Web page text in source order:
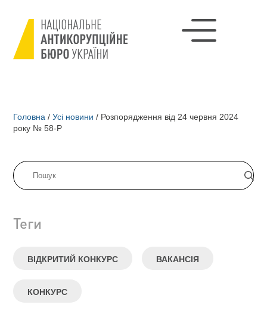
Головна / Усі новини / Розпорядження від 24 червня 2024
року № 58-Р
Теги
ВІДКРИТИЙ КОНКУРС ВАКАНСІЯ
КОНКУРС